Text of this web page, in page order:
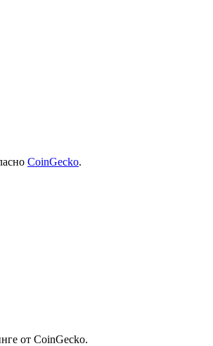
CoinGecko.
от CoinGecko.